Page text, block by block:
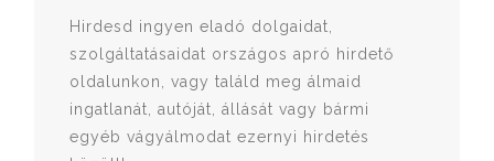
Hirdesd ingyen eladó dolgaidat,
szolgáltatásaidat országos apró hirdető
oldalunkon, vagy találd meg álmaid
ingatlanát, autóját, állását vagy bármi
egyéb vágyálmodat ezernyi hirdetés